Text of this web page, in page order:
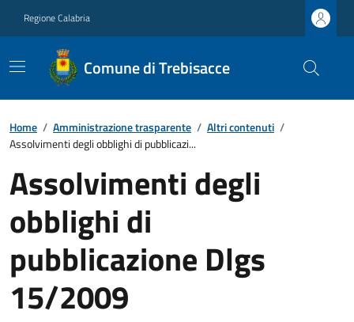
Regione Calabria
Comune di Trebisacce
Home / Amministrazione trasparente / Altri contenuti /
Assolvimenti degli obblighi di pubblicazi...
Assolvimenti degli
obblighi di
pubblicazione Dlgs
15/2009